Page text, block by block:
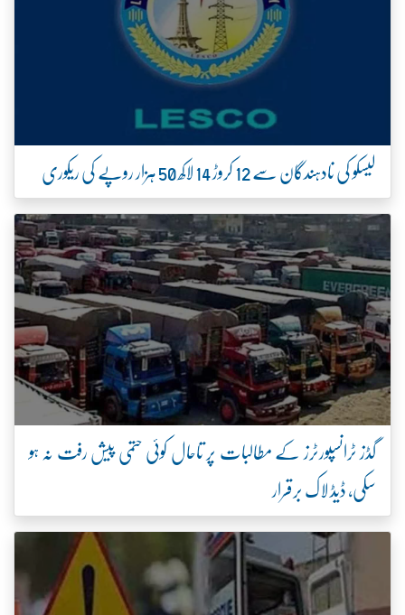
لیسکو کی نادہندگان سے 12 کروڑ 14 لاکھ 50 ہزار روپے کی ریکوری
گڈز ٹرانسپورٹرز کے مطالبات پر تاحال کوئی حتمی پیش رفت نہ ہو
سکی، ڈیڈ لاک برقرار